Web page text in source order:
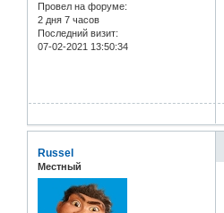
Провел на форуме:
2 дня 7 часов
Последний визит:
07-02-2021 13:50:34
Russel
Местный